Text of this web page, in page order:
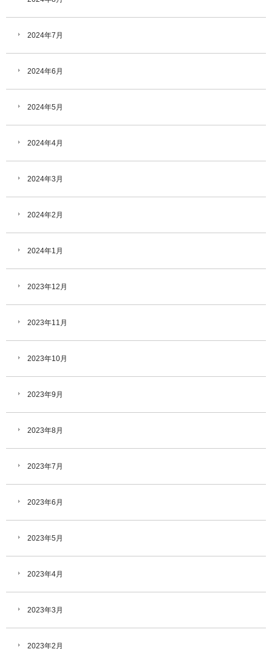
2024年7月
2024年6月
2024年5月
2024年4月
2024年3月
2024年2月
2024年1月
2023年12月
2023年11月
2023年10月
2023年9月
2023年8月
2023年7月
2023年6月
2023年5月
2023年4月
2023年3月
2023年2月